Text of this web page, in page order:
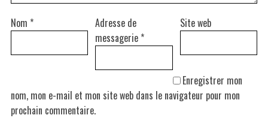
Nom *
Adresse de
messagerie *
Site web
Enregistrer mon
nom, mon e-mail et mon site web dans le navigateur pour mon
prochain commentaire.